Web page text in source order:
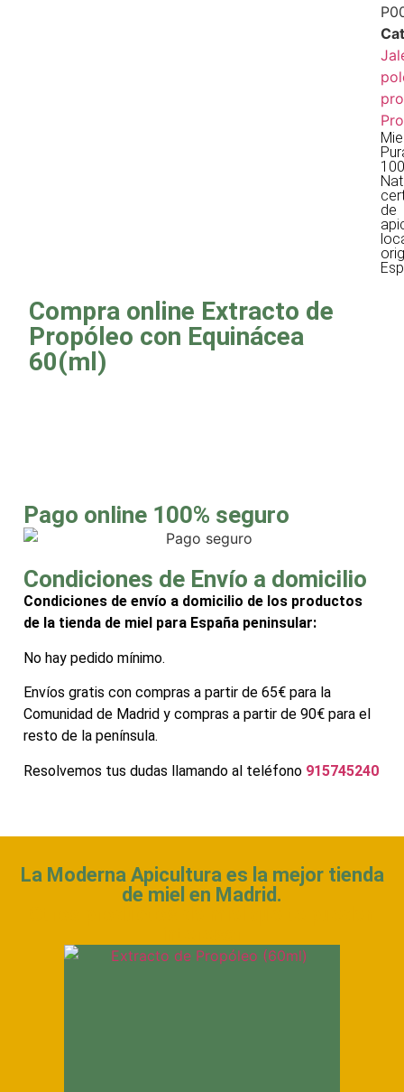
de
Compra online Extracto de
Propóleo con Equinácea
60(ml)
Pago online 100% seguro
Condiciones de Envío a domicilio
Condiciones de envío a domicilio de los productos
de la tienda de miel para España peninsular:
No hay pedido mínimo.
Envíos gratis con compras a partir de 65€ para la
Comunidad de Madrid y compras a partir de 90€ para el
resto de la península.
Resolvemos tus dudas llamando al teléfono 915745240
La Moderna Apicultura es la mejor tienda
de miel en Madrid.